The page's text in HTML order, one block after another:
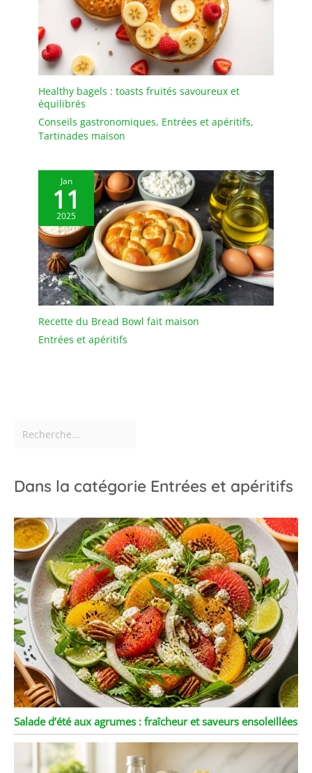
parfaitement adaptées
aux événements à la
maison, à l'hôtel et au
restaurant tels que les
barbecues, les foyers ou
les fêtes. Il peut
pour un usage quotidien
Healthy bagels : toasts fruités savoureux et
équilibrés
Conseils gastronomiques, Entrées et apéritifs,
Tartinades maison
Jan
11
2025
Recette du Bread Bowl fait maison
Entrées et apéritifs
Dans la catégorie Entrées et apéritifs
Salade d’été aux agrumes : fraîcheur et saveurs ensoleillées